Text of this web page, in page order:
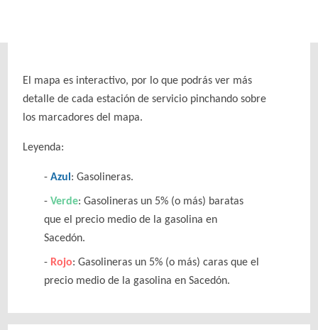
El mapa es interactivo, por lo que podrás ver más
detalle de cada estación de servicio pinchando sobre
los marcadores del mapa.
Leyenda:
Azul : Gasolineras.
Verde: Gasolineras un 5% (o más) baratas
que el precio medio de la gasolina en
Sacedón.
Rojo: Gasolineras un 5% (o más) caras que el
precio medio de la gasolina en Sacedón.